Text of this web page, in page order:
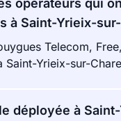
opérateurs qui
à Saint-Yrieix-
Telecom,
Saint-Yrieix-sur-
déployée à